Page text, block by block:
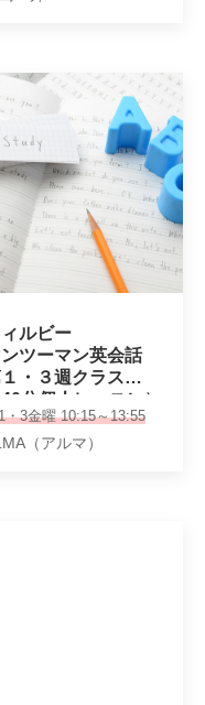
ルビー
ツーマン英会話
・３週クラス
40分個人レッスン）
・3金曜 10:15～13:55
（アルマ）